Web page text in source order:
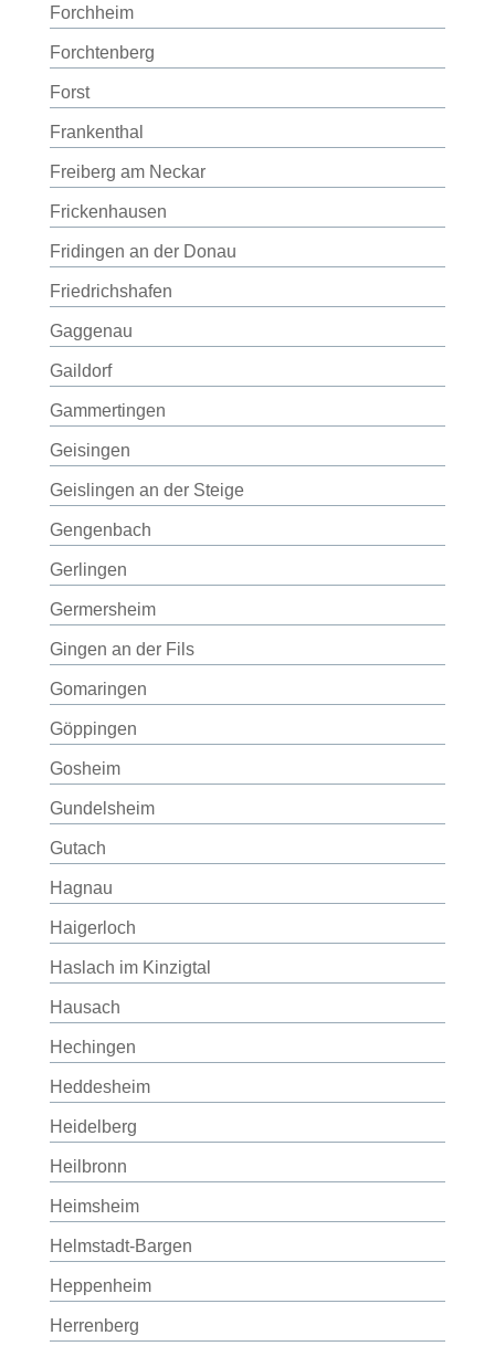
Forchheim
Forchtenberg
Forst
Frankenthal
Freiberg am Neckar
Frickenhausen
Fridingen an der Donau
Friedrichshafen
Gaggenau
Gaildorf
Gammertingen
Geisingen
Geislingen an der Steige
Gengenbach
Gerlingen
Germersheim
Gingen an der Fils
Gomaringen
Göppingen
Gosheim
Gundelsheim
Gutach
Hagnau
Haigerloch
Haslach im Kinzigtal
Hausach
Hechingen
Heddesheim
Heidelberg
Heilbronn
Heimsheim
Helmstadt-Bargen
Heppenheim
Herrenberg